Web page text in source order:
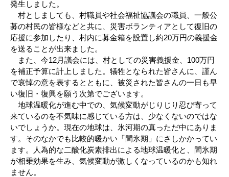
発生しました。
村としましても、村職員や社会福祉協議会の職員、一般公
募の村民の皆様などと共に、災害ボランティアとして復旧の
応援に参加したり、村内に募金箱を設置し約20万円の義援金
を送ることが出来ました。
また、今12月議会には、村としての災害義援金、100万円
を補正予算に計上しました。犠牲となられた皆さんに、謹ん
で哀悼の意を表するとともに、被災された皆さんの一日も早
い復旧・復興を願う次第でございます。
地球温暖化が進む中での、気候変動がじりじり忍び寄って
来ているのを不気味に感じている方は、少なくないのではな
いでしょうか。現在の地球は、氷河期の真っただ中にありま
す。そのなかでも比較的暖かい「間氷期」にさしかかってい
ます。人為的な二酸化炭素排出による地球温暖化と、間氷期
が相乗効果を生み、気候変動が激しくなっているのかも知れ
ません。